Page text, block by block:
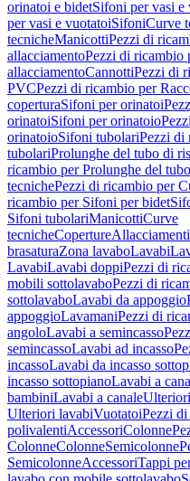
orinatoi e bidetSifoni per vasi e
per vasi e vuotatoiSifoniCurve
tecnicheManicottiPezzi di
allacciamentoPezzi di ricambio
allacciamentoCannottiPezzi di
PVCPezzi di ricambio per
coperturaSifoni per orinatoi
orinatoiSifoni per orinatoio
orinatoioSifoni tubolariPezzi di
tubolariProlunghe del tubo di
ricambio per Prolunghe del
tecnichePezzi di ricambio per
ricambio per Sifoni per bidet
Sifoni tubolariManicottiCurve
tecnicheCopertureAllacciamenti
brasaturaZona lavaboLavabi
LavabiLavabi doppiPezzi di
mobili sottolavaboPezzi di
sottolavaboLavabi da appoggio
appoggioLavamaniPezzi di
angoloLavabi a semincasso
semincassoLavabi ad incasso
incassoLavabi da incasso
incasso sottopianoLavabi a
bambiniLavabi a canale
Ulteriori lavabiVuotatoiPezzi
polivalentiAccessoriColonne
ColonneColonneSemicolonne
SemicolonneAccessoriTappi